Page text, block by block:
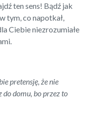
ten sens! Bądź jak
tym, co napotkał,
Ciebie niezrozumiałe
pretensję, że nie
do domu, bo przez to